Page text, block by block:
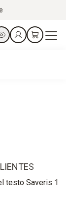
testo Saveris 1